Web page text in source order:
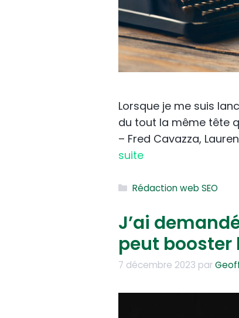
Lorsque je me suis
du tout la même tête
– Fred Cavazza,
suite
Catégories
Rédaction web SEO
J’ai
peut booster
7 décembre 2023 par